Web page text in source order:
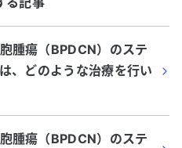
腫瘍（BPDCN）のステ
、どのような治療を行い
腫瘍（BPDCN）のステ